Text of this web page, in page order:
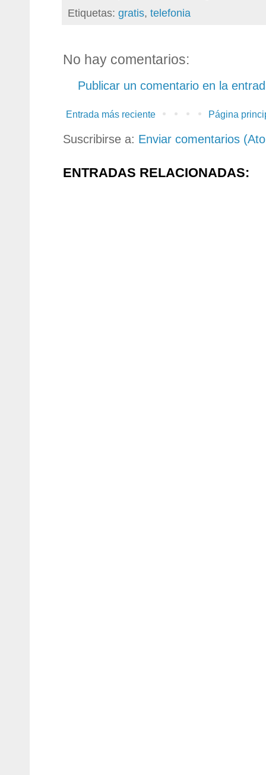
Etiquetas: gratis, telefonia
No hay comentarios:
Publicar un comentario en la
Entrada más reciente Página
Suscribirse a: Enviar comentarios
ENTRADAS RELACIONADAS: